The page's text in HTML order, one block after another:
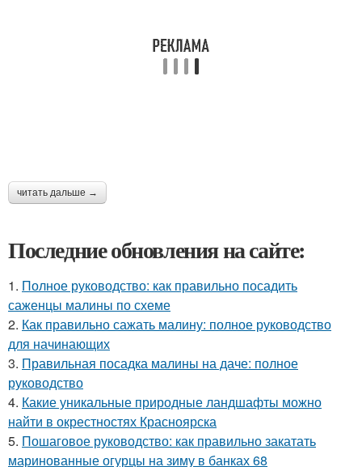
читать дальше →
Последние обновления на сайте:
1. Полное руководство: как правильно посадить
саженцы малины по схеме
2. Как правильно сажать малину: полное руководство
для начинающих
3. Правильная посадка малины на даче: полное
руководство
4. Какие уникальные природные ландшафты можно
найти в окрестностях Красноярска
5. Пошаговое руководство: как правильно закатать
маринованные огурцы на зиму в банках 68